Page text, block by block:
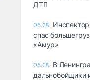
ДТП
05.08
спас
«Амур»
05.08 В
дальнобойщики